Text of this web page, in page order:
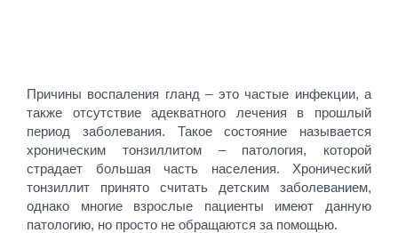
Причины воспаления гланд – это частые инфекции, а
также отсутствие адекватного лечения в прошлый
период заболевания. Такое состояние называется
хроническим тонзиллитом – патология, которой
страдает большая часть населения. Хронический
тонзиллит принято считать детским заболеванием,
однако многие взрослые пациенты имеют данную
патологию, но просто не обращаются за помощью.